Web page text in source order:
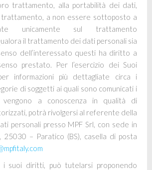
trattamento, alla portabilità dei dati,
trattamento, a non essere sottoposto a
unicamente sul trattamento
il trattamento dei dati personali sia
dell’interessato questi ha diritto a
prestato. Per l’esercizio dei Suoi
informazioni più dettagliate circa i
di soggetti ai quali sono comunicati i
a conoscenza in qualità di
potrà rivolgersi al referente della
personali presso MPF Srl, con sede in
, 25030 – Paratico (BS), casella di posta
i suoi diritti, può tutelarsi proponendo